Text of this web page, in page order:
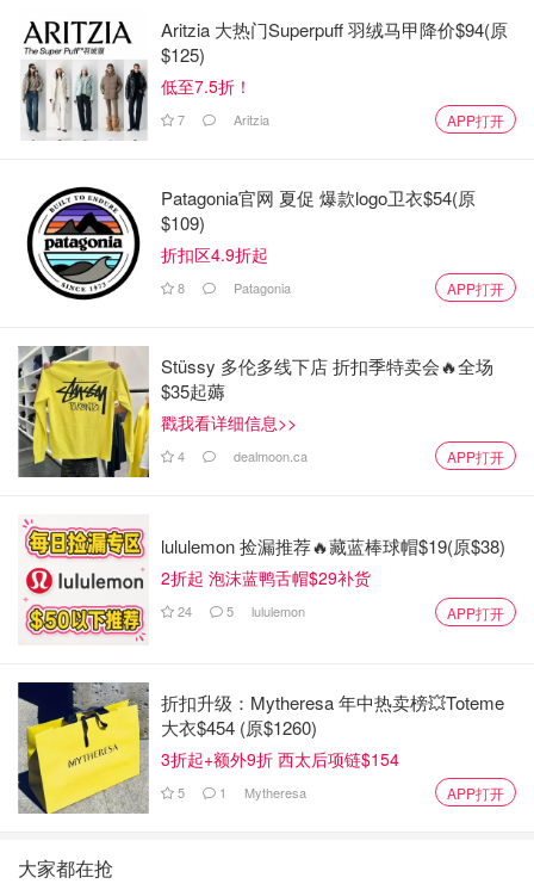
Aritzia 大热门Superpuff 羽绒马甲降价$94(原
$125)
低至7.5折！
7 Aritzia APP打开
Patagonia官网 夏促 爆款logo卫衣$54(原
$109)
折扣区4.9折起
8 Patagonia APP打开
Stüssy 多伦多线下店 折扣季特卖会🔥全场
$35起薅
戳我看详细信息>>
4 dealmoon.ca APP打开
lululemon 捡漏推荐🔥藏蓝棒球帽$19(原$38)
2折起 泡沫蓝鸭舌帽$29补货
24 5 lululemon APP打开
折扣升级：Mytheresa 年中热卖榜💥Toteme
大衣$454 (原$1260)
3折起+额外9折 西太后项链$154
5 1 Mytheresa APP打开
大家都在抢